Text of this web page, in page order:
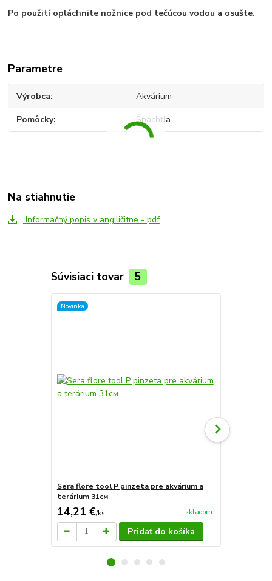
Po použití opláchnite nožnice pod tečúcou vodou a osušte.
Parametre
Výrobca Akvárium
Pomôcky Špachtla
Na stiahnutie
Informačný popis v angiličitne - pdf
Súvisiaci tovar 5
Novinka
Sera flore tool P pinzeta pre akvárium a
terárium 31см
14,21 €/ks skladom
Pridať do košíka